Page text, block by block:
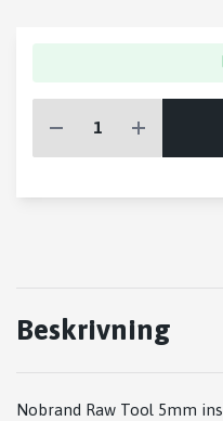
Beskrivning
Nobrand Raw Tool 5mm